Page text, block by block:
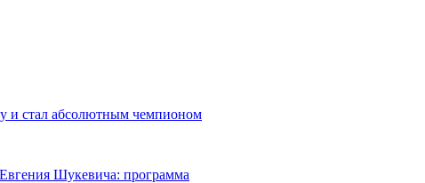
и стал абсолютным чемпионом
Шукевича: программа